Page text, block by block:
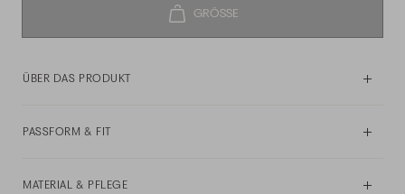
ÜBER DAS PRODUKT
PASSFORM & FIT
MATERIAL & PFLEGE